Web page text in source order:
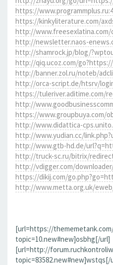
https://
https://kinkyliterature.com/
http://www.freesexlatina.com/
http://newsletter.naos-
http://shamrock.jp/blog/
http://qiq.ucoz.com/
http://banner.zol.ru/noteb/
http://orca-script.de/htsrv/
https://tuleriver.aditime.com/
http://
https://www.groupbuya.com/
http://www.didattica-
http://www.yudian.cc/
http://www.gtb-hd.de/
http://truck-sc.ru/bitrix/
http://vdigger.com/
https://dikij.com/
http://www.metta.org.uk/
[url=https://
topic=10.new#new]osbhg[/url]
[url=http://
topic=83582.new#new]wstqs[/